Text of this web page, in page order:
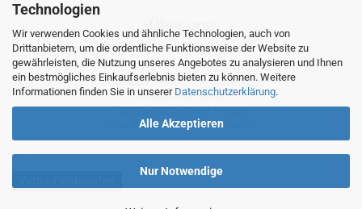
Technologien
Wir verwenden Cookies und ähnliche Technologien, auch von
Drittanbietern, um die ordentliche Funktionsweise der Website zu
gewährleisten, die Nutzung unseres Angebotes zu analysieren und Ihnen
ein bestmögliches Einkaufserlebnis bieten zu können. Weitere
Informationen finden Sie in unserer Datenschutzerklärung.
Alle Akzeptieren
Nur Notwendige
Über uns
Seit über 15 Jahren auf Märkten
Familienunternehmen
Top Qualität zu fairen Preisen
Über 230 verschiedene Gewürze